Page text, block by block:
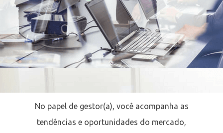
No papel de gestor(a), você acompanha as
tendências e oportunidades do mercado,